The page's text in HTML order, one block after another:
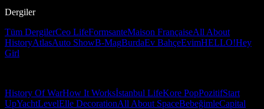
Dergiler
Tüm DergilerCeo LifeFormsanteMaison FrançaiseAll About
HistoryAtlasAuto ShowB-MagBurdaEv BahçeEvimHELLO!Hey
Girl
History Of WarHow It Worksİstanbul LifeKore PopPozitifStart
UpYachtLevelElle DecorationAll About SpaceBebeğimleCapital